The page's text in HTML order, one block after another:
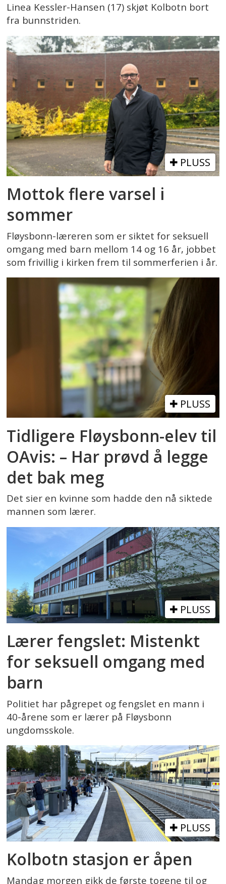
Linea Kessler-Hansen (17) skjøt Kolbotn bort
fra bunnstriden.
PLUSS
Mottok flere varsel i
sommer
Fløysbonn-læreren som er siktet for seksuell
omgang med barn mellom 14 og 16 år, jobbet
som frivillig i kirken frem til sommerferien i år.
PLUSS
Tidligere Fløysbonn-elev til
OAvis: – Har prøvd å legge
det bak meg
Det sier en kvinne som hadde den nå siktede
mannen som lærer.
PLUSS
Lærer fengslet: Mistenkt
for seksuell omgang med
barn
Politiet har pågrepet og fengslet en mann i
40-årene som er lærer på Fløysbonn
ungdomsskole.
PLUSS
Kolbotn stasjon er åpen
Mandag morgen gikk de første togene til og